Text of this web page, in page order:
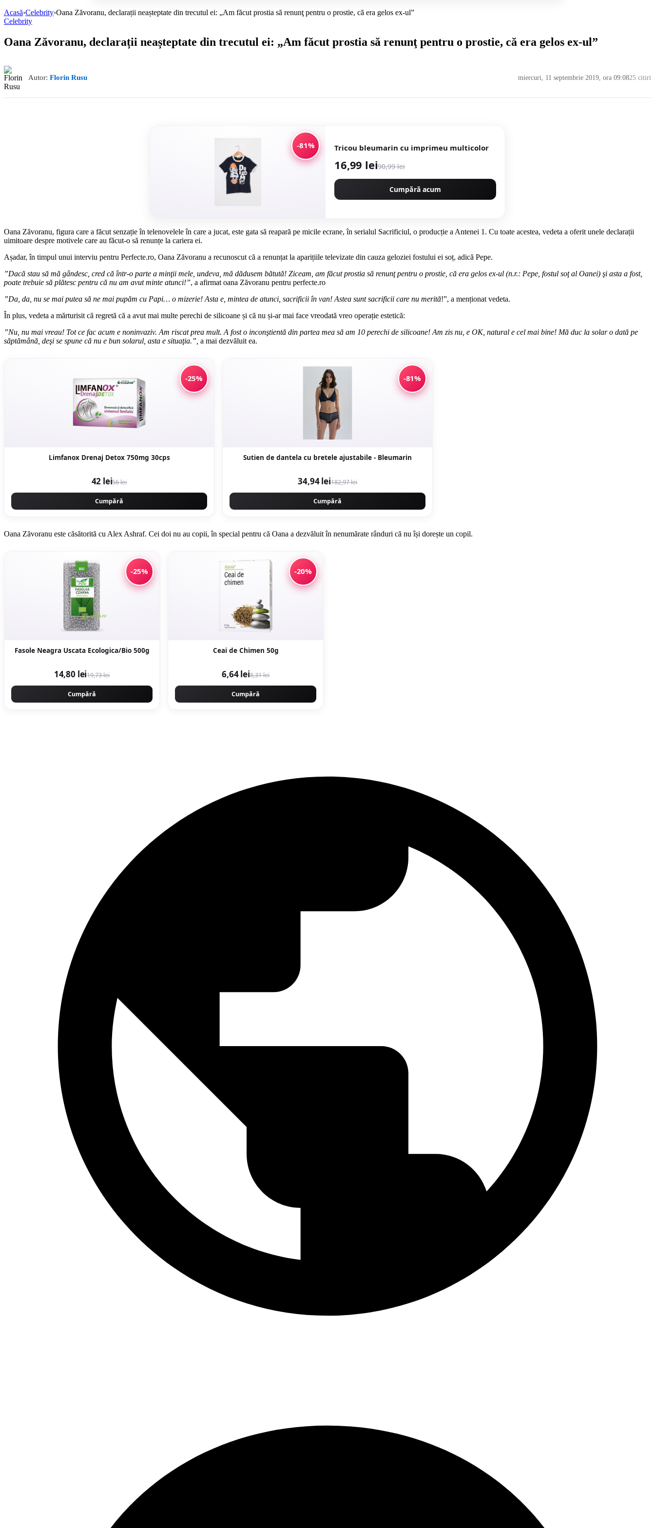
Acasă›Celebrity›Oana Zăvoranu, declarații neașteptate din trecutul ei: „Am făcut prostia să renunţ pentru o prostie, că era gelos ex-ul”
Celebrity
Oana Zăvoranu, declarații neașteptate din trecutul ei: „Am făcut prostia să renunţ pentru o prostie, că era gelos ex-ul”
Autor: Florin Rusu miercuri, 11 septembrie 2019, ora 09:0825 citiri
-81% Tricou bleumarin cu imprimeu multicolor
16,99 lei90,99 lei
Cumpără acum
Oana Zăvoranu, figura care a făcut senzație în telenovelele în care a jucat, este gata să reapară pe micile ecrane, în serialul Sacrificiul, o producție a Antenei 1. Cu toate acestea, vedeta a oferit unele declarații
uimitoare despre motivele care au făcut-o să renunțe la cariera ei.
Așadar, în timpul unui interviu pentru Perfecte.ro, Oana Zăvoranu a recunoscut că a renunțat la aparițiile televizate din cauza geloziei fostului ei soț, adică Pepe.
”Dacă stau să mă gândesc, cred că într-o parte a minţii mele, undeva, mă dădusem bătută! Ziceam, am făcut prostia să renunţ pentru o prostie, că era gelos ex-ul (n.r.: Pepe, fostul soţ al Oanei) şi asta a fost,
poate trebuie să plătesc pentru că nu am avut minte atunci!”, a afirmat oana Zăvoranu pentru perfecte.ro
”Da, da, nu se mai putea să ne mai pupăm cu Papi… o mizerie! Asta e, mintea de atunci, sacrificii în van! Astea sunt sacrificii care nu merită!”, a menționat vedeta.
În plus, vedeta a mărturisit că regretă că a avut mai multe perechi de silicoane și că nu și-ar mai face vreodată vreo operație estetică:
”Nu, nu mai vreau! Tot ce fac acum e noninvaziv. Am riscat prea mult. A fost o inconştientă din partea mea să am 10 perechi de silicoane! Am zis nu, e OK, natural e cel mai bine! Mă duc la solar o dată pe
săptămână, deşi se spune că nu e bun solarul, asta e situaţia.”, a mai dezvăluit ea.
-25%
Limfanox Drenaj Detox 750mg 30cps
42 lei56 lei
Cumpără
-81%
Sutien de dantela cu bretele ajustabile - Bleumarin
34,94 lei182,97 lei
Cumpără
Oana Zăvoranu este căsătorită cu Alex Ashraf. Cei doi nu au copii, în special pentru că Oana a dezvăluit în nenumărate rânduri că nu își dorește un copil.
-25%
Fasole Neagra Uscata Ecologica/Bio 500g
14,80 lei19,73 lei
Cumpără
-20%
Ceai de Chimen 50g
6,64 lei8,31 lei
Cumpără